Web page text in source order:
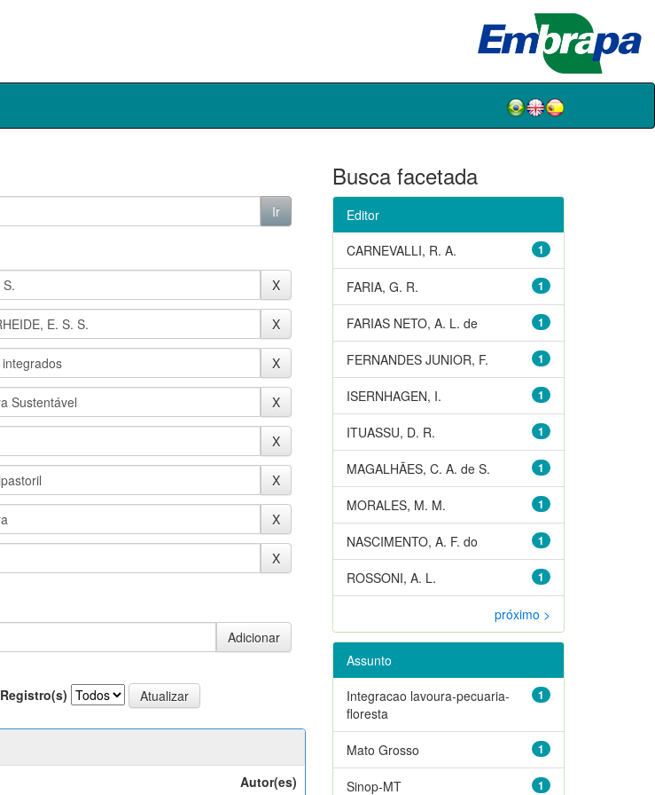
Registro(s)
Autor(es)
Busca facetada
Editor
1
CARNEVALLI, R. A.
1
FARIA, G. R.
1
FARIAS NETO, A. L. de
1
FERNANDES JUNIOR, F.
1
ISERNHAGEN, I.
1
ITUASSU, D. R.
1
MAGALHÃES, C. A. de S.
1
MORALES, M. M.
1
NASCIMENTO, A. F. do
1
ROSSONI, A. L.
próximo >
Assunto
1
Integracao lavoura-pecuaria-
floresta
1
Mato Grosso
1
Sinop-MT